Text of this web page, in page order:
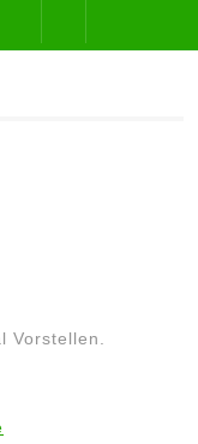
Vorstellen.